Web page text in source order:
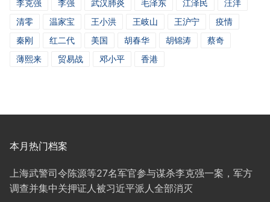
李克强 李强 武汉肺炎 毛泽东 江泽民
汪洋
清零
温家宝 王小洪 王岐山 王沪宁
疫情
秦刚
红二代 美国 胡春华 胡锦涛
蔡奇
薄熙来
贸易战 邓小平 香港
本月热门档案
上海武警司令陈源等27名军官参与谋杀李克强一案，军方
调查并集中关押证人被习近平派人全部消灭